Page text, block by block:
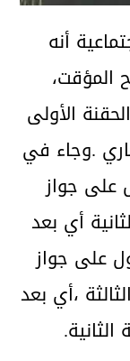
أنه
المؤقت،
الأولى
25 أكتوبر الجاري .وجاء في
على جواز
أي بعد
على جواز
،أي بعد